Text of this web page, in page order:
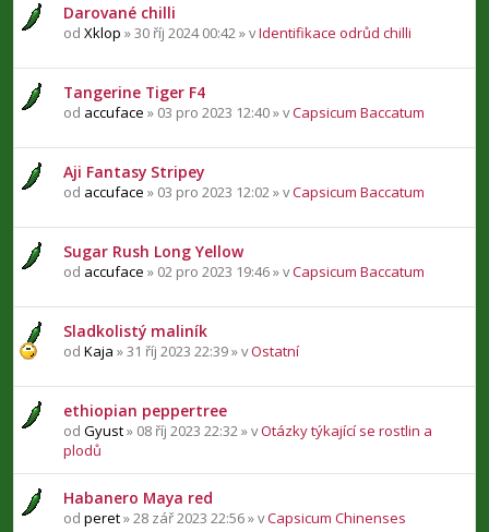
Darované chilli
od Xklop » 30 říj 2024 00:42 » vIdentifikace odrůd chilli
Tangerine Tiger F4
od accuface » 03 pro 2023 12:40 » vCapsicum Baccatum
Aji Fantasy Stripey
od accuface » 03 pro 2023 12:02 » vCapsicum Baccatum
Sugar Rush Long Yellow
od accuface » 02 pro 2023 19:46 » vCapsicum Baccatum
Sladkolistý maliník
od Kaja » 31 říj 2023 22:39 » vOstatní
ethiopian peppertree
od Gyust» 08 říj 2023 22:32 » vOtázky týkající se rostlin a
plodů
Habanero Maya red
od peret» 28 zář 2023 22:56 » vCapsicum Chinenses